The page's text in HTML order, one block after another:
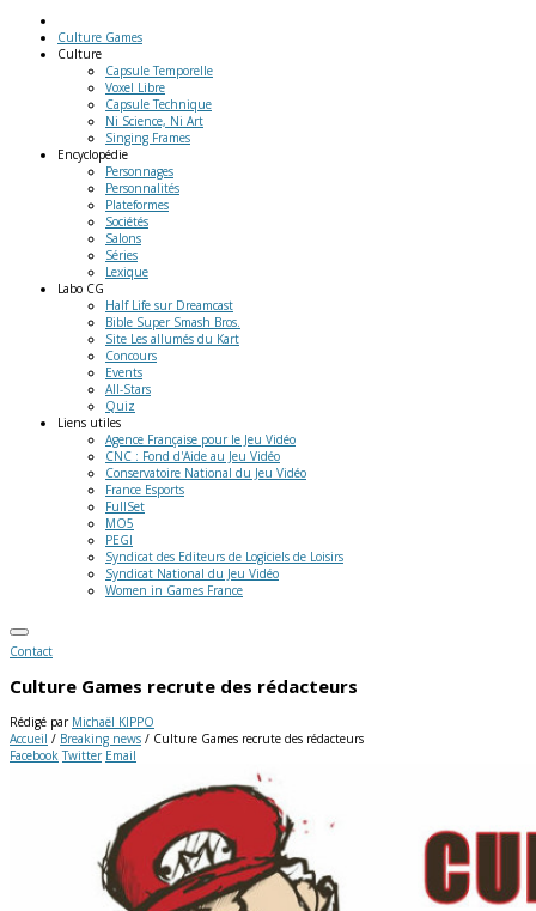
Culture Games
Culture
Capsule Temporelle
Voxel Libre
Capsule Technique
Ni Science, Ni Art
Singing Frames
Encyclopédie
Personnages
Personnalités
Plateformes
Sociétés
Salons
Séries
Lexique
Labo CG
Half Life sur Dreamcast
Bible Super Smash Bros.
Site Les allumés du Kart
Concours
Events
All-Stars
Quiz
Liens utiles
Agence Française pour le Jeu Vidéo
CNC : Fond d'Aide au Jeu Vidéo
Conservatoire National du Jeu Vidéo
France Esports
FullSet
MO5
PEGI
Syndicat des Editeurs de Logiciels de Loisirs
Syndicat National du Jeu Vidéo
Women in Games France
Contact
Culture Games recrute des rédacteurs
Rédigé par Michaël KIPPO
Accueil / Breaking news / Culture Games recrute des rédacteurs
Facebook Twitter Email